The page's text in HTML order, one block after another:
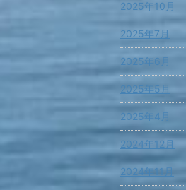
2025年10月
2025年7月
2025年6月
2025年5月
2025年4月
2024年12月
2024年11月